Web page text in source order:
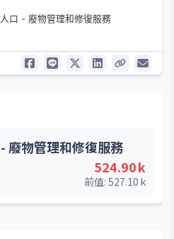
口 - 廢物管理和修復服務
廢物管理和修復服務
524.90k
前值: 527.10 k